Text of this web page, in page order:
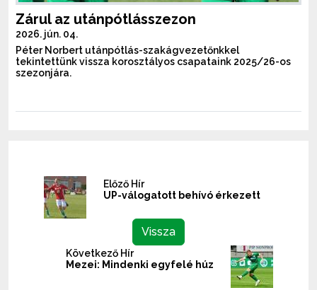
Zárul az utánpótlásszezon
2026. jún. 04.
Péter Norbert utánpótlás-szakágvezetőnkkel
tekintettünk vissza korosztályos csapataink 2025/26-os
szezonjára.
Előző Hír
UP-válogatott behívó érkezett
Vissza
Következő Hír
Mezei: Mindenki egyfelé húz